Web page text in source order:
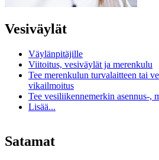
Vesiväylät
Väylänpitäjille
Viitoitus, vesiväylät ja merenkulu
Tee merenkulun turvalaitteen tai
vikailmoitus
Tee vesiliikennemerkin asennus-,
Lisää...
Satamat